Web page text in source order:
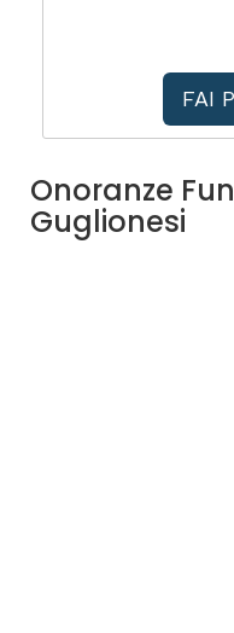
FAI
Onoranze
Guglionesi